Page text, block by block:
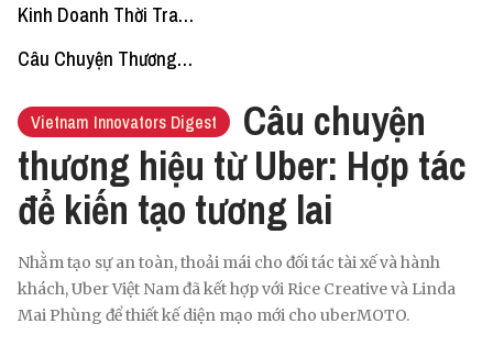
Kinh Doanh Thời Trang
Câu Chuyện Thương Hiệu
Vietnam Innovators Digest
Câu chuyện
thương hiệu từ Uber: Hợp tác
để kiến tạo tương lai
Nhằm tạo sự an toàn, thoải mái cho đối tác tài xế và hành
khách, Uber Việt Nam đã kết hợp với Rice Creative và Linda
Mai Phùng để thiết kế diện mạo mới cho uberMOTO.